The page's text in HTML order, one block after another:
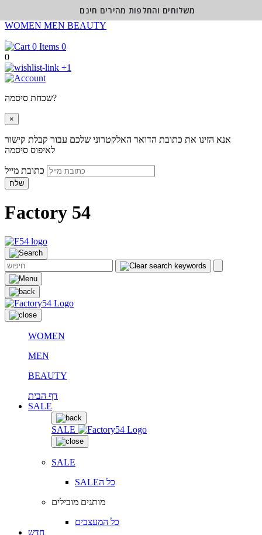
WOMEN MEN BEAUTY
0
0
+1
שכחת סיסמה?
×
אנא הזינו את כתובת הדואר האלקטרוני שלכם עבור קבלת קישור
לאיפוס סיסמה
שלח
Factory 54
WOMEN
MEN
BEAUTY
דף הבית
SALE
SALE
SALE
SALEכל ה
מותגים מובילים
כל המעצבים
חדש
משלוחים והחלפות מהירים חינם